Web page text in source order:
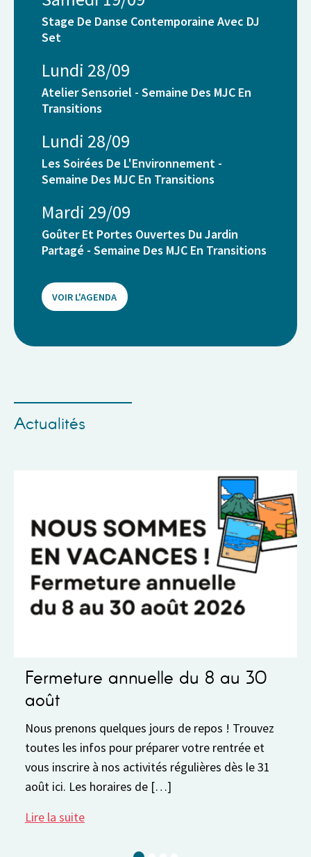
Stage De Danse Contemporaine Avec DJ
Set
Lundi 28/09
Atelier Sensoriel - Semaine Des MJC En
Transitions
Lundi 28/09
Les Soirées De L'Environnement -
Semaine Des MJC En Transitions
Mardi 29/09
Goûter Et Portes Ouvertes Du Jardin
Partagé - Semaine Des MJC En Transitions
VOIR L'AGENDA
Actualités
annuelle du 8 au 30
quelques jours de repos ! Trouvez
les infos pour préparer votre rentrée et
à nos activités régulières dès le 31
Les horaires de […]
suite
Semaine
13h30 à